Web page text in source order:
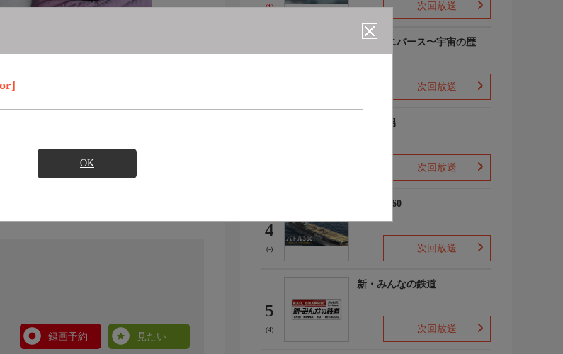
OK
録画予約
見たい
(1) 次回放送
ザ・ユニバース〜宇宙の歴
次回放送
ザ・森男
次回放送
4
(-)
バトル360
次回放送
5
(4)
新・みんなの鉄道
次回放送